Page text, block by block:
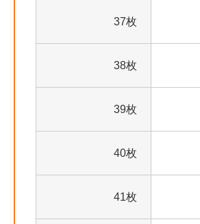
37枚
38枚
39枚
40枚
41枚